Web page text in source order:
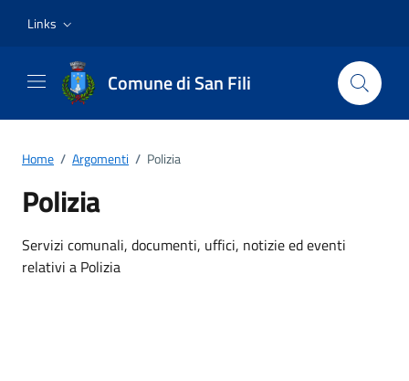
Links
Comune di San Fili
Home / Argomenti / Polizia
Polizia
Dettagli dell'argomento
Servizi comunali, documenti, uffici, notizie ed eventi
relativi a Polizia